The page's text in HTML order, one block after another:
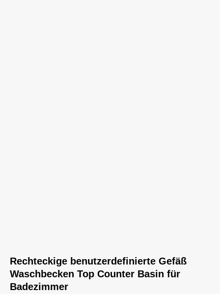
Rechteckige benutzerdefinierte Gefäß
Waschbecken Top Counter Basin für
Badezimmer